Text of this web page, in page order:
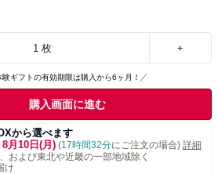
1 枚 +
験ギフトの有効期限は購入から6ヶ月！
購入画面に進む
から選べます
8月10日(月) (17時間32分にご注文の場合) 詳細
および東北や近畿の一部地域除く
け